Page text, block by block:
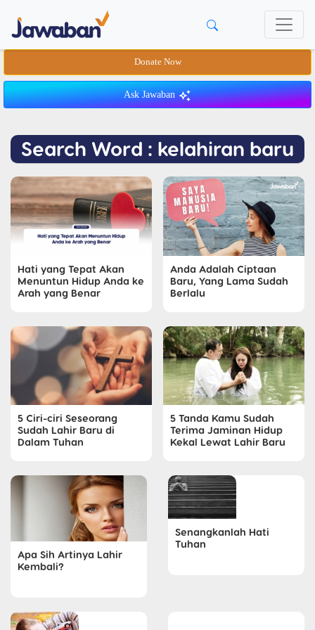
Donate Now
Ask Jawaban
Search Word : kelahiran baru
Hati yang Tepat Akan
Menuntun Hidup Anda ke
Arah yang Benar
Anda Adalah Ciptaan
Baru, Yang Lama Sudah
Berlalu
5 Ciri-ciri Seseorang
Sudah Lahir Baru di
Dalam Tuhan
5 Tanda Kamu Sudah
Terima Jaminan Hidup
Kekal Lewat Lahir Baru
Apa Sih Artinya Lahir
Kembali?
Senangkanlah Hati
Tuhan